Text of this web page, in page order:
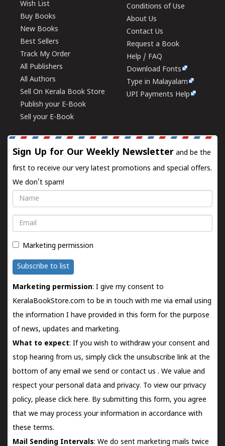
Wish List
Buy Books
New Books
Best Sellers
Track My Order
All Publishers
All Authors
Sell On Kerala Book Store
Publish your E-Book
Sell your E-Book
Conditions of Use
About Us
Contact Us
Request a Book
Help / FAQ
Download Fonts
Type in Malayalam
UPI Payments Help
Sign Up for Our Weekly Newsletter and be the
first to receive our very latest promotions and special offers.
We don't spam!
Name
Email
Marketing permission
Subscribe to list
Marketing permission: I give my consent to
KeralaBookStore.com to be in touch with me via email using
the information I have provided in this form for the purpose
of news, updates and marketing.
What to expect: If you wish to withdraw your consent and
stop hearing from us, simply click the unsubscribe link at the
bottom of any email we send orcontact us . We value and
respect your personal data and privacy. To view our privacy
policy, please click here. By submitting this form, you agree
that we may process your information in accordance with
these terms.
Mail Sending Intervals: We do sent marketing mails twice